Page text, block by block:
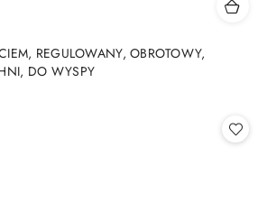
REGULOWANY, OBROTOWY,
DO WYSPY